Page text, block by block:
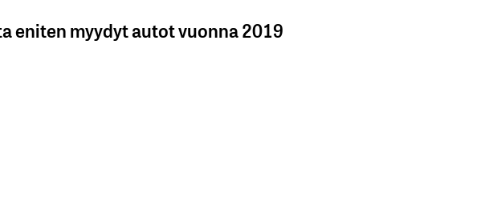
eniten myydyt autot vuonna 2019